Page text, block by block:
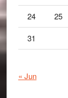
24 25
31
« Jun